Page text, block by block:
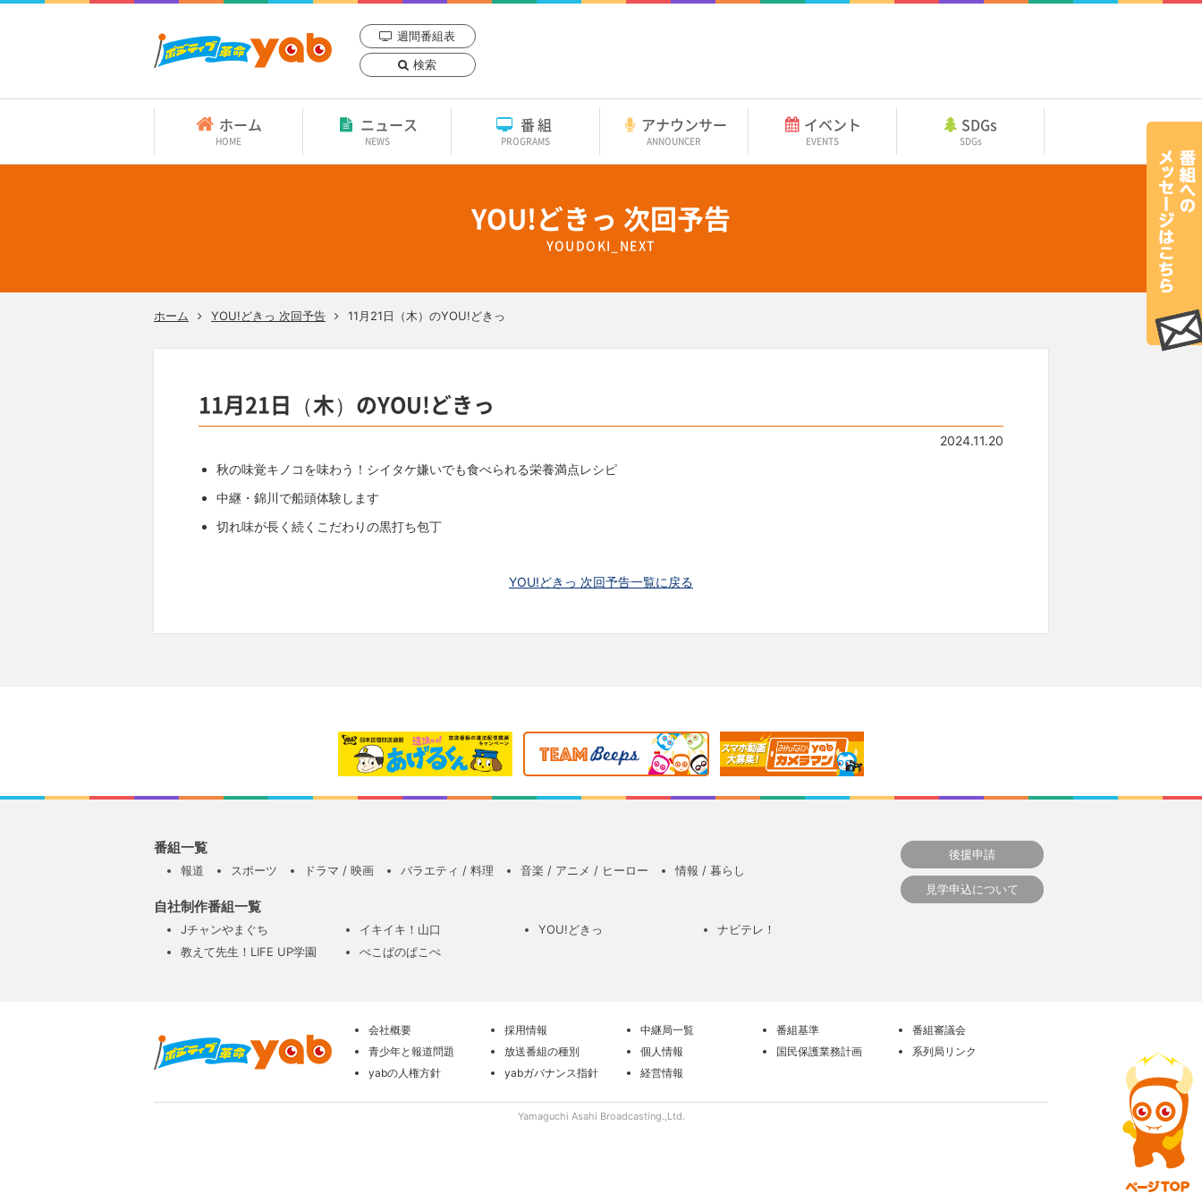
週間番組表
検索
ホーム
HOME
ニュース
NEWS
番組
PROGRAMS
アナウンサー
ANNOUNCER
イベント
EVENTS
SDGs
SDGs
YOU!どきっ 次回予告
YOUDOKI_NEXT
ホーム YOU!どきっ 次回予告 11月21日（木）のYOU!どきっ
11月21日（木）のYOU!どきっ
2024.11.20
秋の味覚キノコを味わう！シイタケ嫌いでも食べられる栄養満点レシピ
中継・錦川で船頭体験します
切れ味が長く続くこだわりの黒打ち包丁
YOU!どきっ 次回予告一覧に戻る
番組一覧
報道 スポーツ ドラマ / 映画 バラエティ / 料理 音楽 / アニメ / ヒーロー 情報 / 暮らし
自社制作番組一覧
Jチャンやまぐち イキイキ！山口 YOU!どきっ
ナビテレ！
教えて先生！LIFE UP学園
ぺこぱのぱこぺ
後援申請
見学申込について
会社概要 採用情報 中継局一覧 番組基準
番組審議会
青少年と報道問題
放送番組の種別 個人情報 国民保護業務計画
系列局リンク
yabの人権方針
yabガバナンス指針 経営情報
Yamaguchi Asahi Broadcasting.,Ltd.